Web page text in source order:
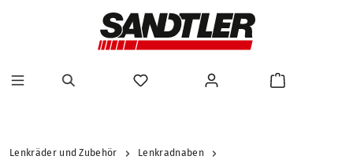
Lenkräder und Zubehör
Lenkradnaben